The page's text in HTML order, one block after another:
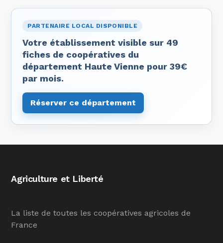
PARTENAIRE LOCAL DISPONIBLE
Votre établissement visible sur 49
fiches de coopératives du
département Haute Vienne pour 39€
par mois.
Réserver ce département
Agriculture et Liberté
La liste de toutes les coopératives agricoles de
France